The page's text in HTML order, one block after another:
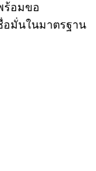
ร้อมขอ
มั่นในมาตรฐาน